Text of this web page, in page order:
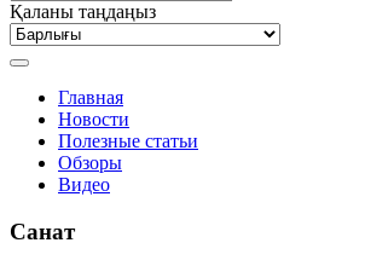
Қаланы таңдаңыз
Главная
Новости
Полезные статьи
Обзоры
Видео
Санат